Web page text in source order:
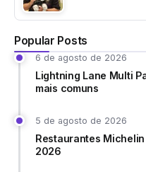
Popular Posts
6 de agosto de 2026
Lightning Lane Multi
mais comuns
5 de agosto de 2026
Restaurantes
2026